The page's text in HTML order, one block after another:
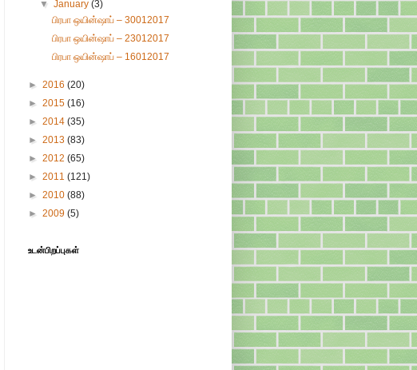
▼January(3)
பிரபா ஒயின்ஷாப் – 30012017
பிரபா ஒயின்ஷாப் – 23012017
பிரபா ஒயின்ஷாப் – 16012017
► 2016 (20)
► 2015 (16)
► 2014 (35)
► 2013 (83)
► 2012 (65)
► 2011 (121)
► 2010 (88)
► 2009 (5)
உடன்பிறப்புகள்